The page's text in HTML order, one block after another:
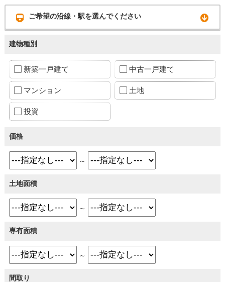
ご希望の沿線・駅を選んでください
建物種別
新築一戸建て 中古一戸建て
マンション 土地
投資
価格
～
土地面積
～
専有面積
～
間取り